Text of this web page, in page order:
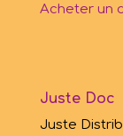
Acheter un
Juste Doc
Juste